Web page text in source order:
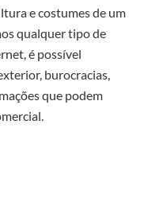
e costumes de um
qualquer tipo de
,é possível
burocracias,
que podem